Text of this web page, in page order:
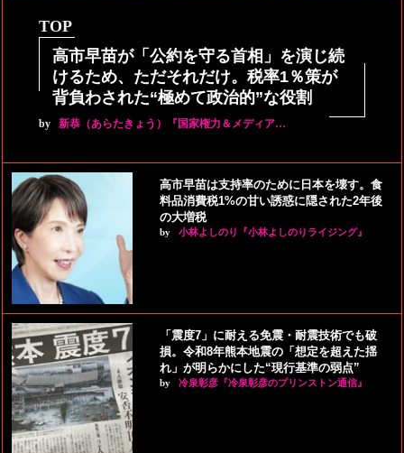
TOP
高市早苗が「公約を守る首相」を演じ続
けるため、ただそれだけ。税率1％策が
背負わされた“極めて政治的”な役割
by 新恭（あらたきょう）『国家権力＆メディア…
高市早苗は支持率のために日本を壊す。食
料品消費税1%の甘い誘惑に隠された2年後
の大増税
by 小林よしのり『小林よしのりライジング』
「震度7」に耐える免震・耐震技術でも破
損。令和8年熊本地震の「想定を超えた揺
れ」が明らかにした“現行基準の弱点”
by 冷泉彰彦『冷泉彰彦のプリンストン通信』